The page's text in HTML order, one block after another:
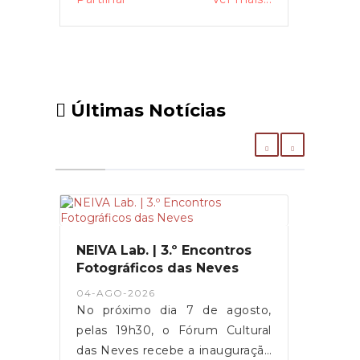
Últimas Notícias
NEIVA Lab. | 3.º Encontros
Fotográficos das Neves
04-AGO-2026
No próximo dia 7 de agosto,
pelas 19h30, o Fórum Cultural
das Neves recebe a inauguração